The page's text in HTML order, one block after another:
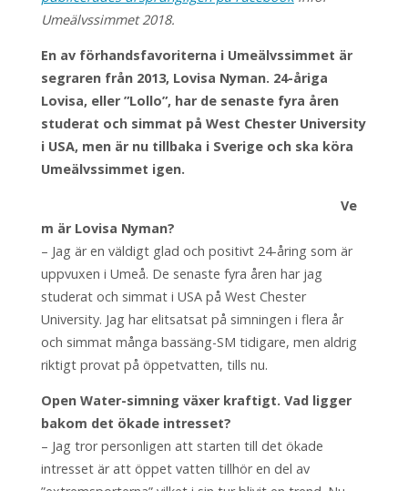
Umeälvssimmet 2018.
En av förhandsfavoriterna i Umeälvssimmet är
segraren från 2013, Lovisa Nyman. 24-åriga
Lovisa, eller ”Lollo”, har de senaste fyra åren
studerat och simmat på West Chester University
i USA, men är nu tillbaka i Sverige och ska köra
Umeälvssimmet igen.
Ve
m är Lovisa Nyman?
– Jag är en väldigt glad och positivt 24-åring som är
uppvuxen i Umeå. De senaste fyra åren har jag
studerat och simmat i USA på West Chester
University. Jag har elitsatsat på simningen i flera år
och simmat många bassäng-SM tidigare, men aldrig
riktigt provat på öppetvatten, tills nu.
Open Water-simning växer kraftigt. Vad ligger
bakom det ökade intresset?
– Jag tror personligen att starten till det ökade
intresset är att öppet vatten tillhör en del av